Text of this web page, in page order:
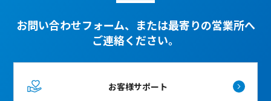
お問い合わせフォーム、または最寄りの営業所へ
ご連絡ください。
お客様サポート